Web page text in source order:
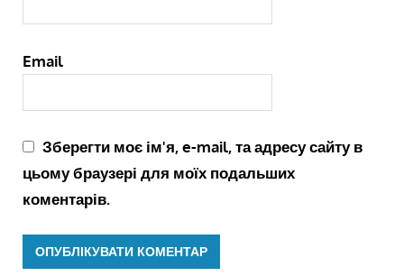
Email
Зберегти моє ім'я, e-mail, та адресу сайту в
цьому браузері для моїх подальших
коментарів.